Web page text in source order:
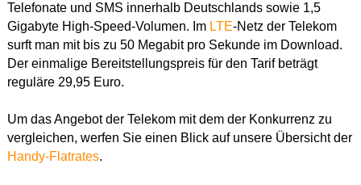
Telefonate und SMS innerhalb Deutschlands sowie 1,5
Gigabyte High-Speed-Volumen. Im LTE-Netz der Telekom
surft man mit bis zu 50 Megabit pro Sekunde im Download.
Der einmalige Bereitstellungspreis für den Tarif beträgt
reguläre 29,95 Euro.
Um das Angebot der Telekom mit dem der Konkurrenz zu
vergleichen, werfen Sie einen Blick auf unsere Übersicht der
Handy-Flatrates.